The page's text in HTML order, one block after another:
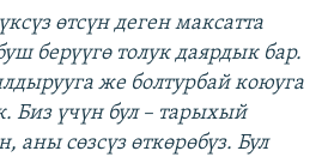
өтсүн деген максатта
берүүгө толук даярдык бар.
же болтурбай коюуга
Биз үчүн бул – тарыхый
аны сөзсүз өткөрөбүз. Бул